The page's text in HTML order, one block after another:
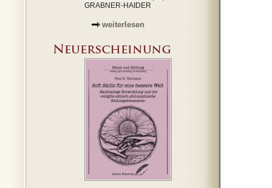
GRABNER-HAIDER
weiterlesen